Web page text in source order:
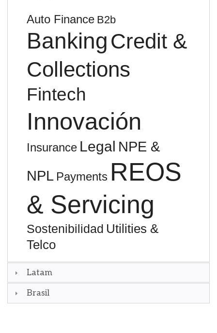
Auto Finance B2b
Banking Credit &
Collections
Fintech
Innovación
Insurance Legal NPE &
NPL Payments REOS
& Servicing
Sostenibilidad Utilities &
Telco
Latam
Brasil